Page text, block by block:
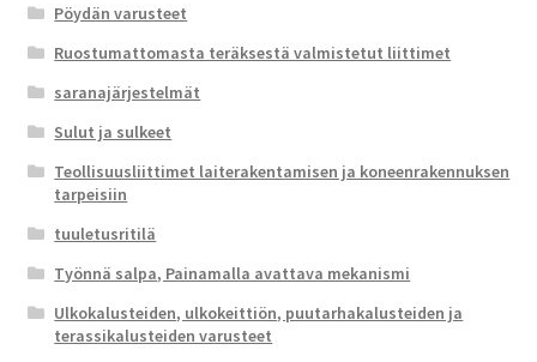
Pöydän varusteet
Ruostumattomasta teräksestä valmistetut liittimet
saranajärjestelmät
Sulut ja sulkeet
Teollisuusliittimet laiterakentamisen ja koneenrakennuksen
tarpeisiin
tuuletusritilä
Työnnä salpa, Painamalla avattava mekanismi
Ulkokalusteiden, ulkokeittiön, puutarhakalusteiden ja
terassikalusteiden varusteet